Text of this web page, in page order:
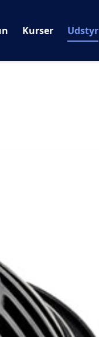
Kurser Udstyr